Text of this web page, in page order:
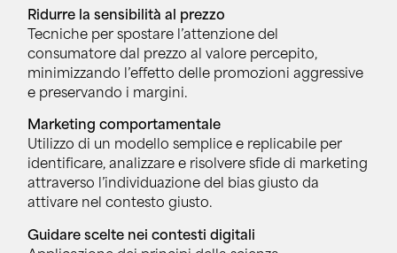
Ridurre la sensibilità al prezzo
Tecniche per spostare l’attenzione del
consumatore dal prezzo al valore percepito,
minimizzando l’effetto delle promozioni aggressive
e preservando i margini.
Marketing comportamentale
Utilizzo di un modello semplice e replicabile per
identificare, analizzare e risolvere sfide di marketing
attraverso l’individuazione del bias giusto da
attivare nel contesto giusto.
Guidare scelte nei contesti digitali